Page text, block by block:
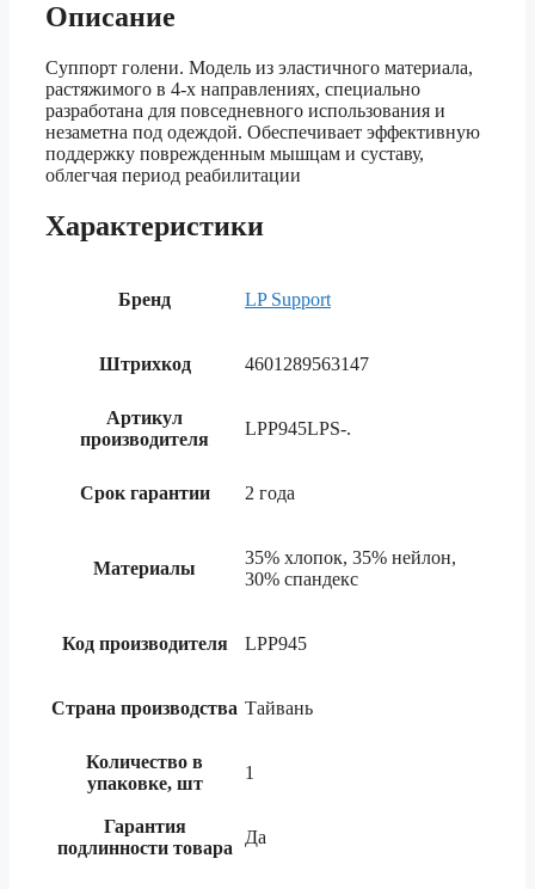
Описание
Суппорт голени. Модель из эластичного материала,
растяжимого в 4-х направлениях, специально
разработана для повседневного использования и
незаметна под одеждой. Обеспечивает эффективную
поддержку поврежденным мышцам и суставу,
облегчая период реабилитации
Характеристики
Бренд LP Support
Штрихкод 4601289563147
Артикул
производителя
LPP945LPS-.
Срок гарантии 2 года
Материалы
35% хлопок, 35% нейлон,
30% спандекс
Код производителя LPP945
Страна производства Тайвань
Количество в
упаковке, шт
1
Гарантия
подлинности товара
Да